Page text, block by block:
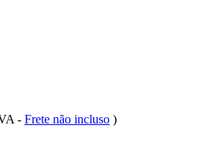
- Frete não incluso )